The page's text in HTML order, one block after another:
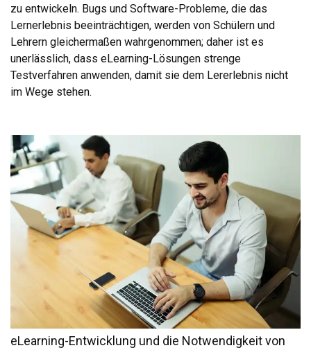
zu entwickeln. Bugs und Software-Probleme, die das
Lernerlebnis beeinträchtigen, werden von Schülern und
Lehrern gleichermaßen wahrgenommen; daher ist es
unerlässlich, dass eLearning-Lösungen strenge
Testverfahren anwenden, damit sie dem Lererlebnis nicht
im Wege stehen.
eLearning-Entwicklung und die Notwendigkeit von